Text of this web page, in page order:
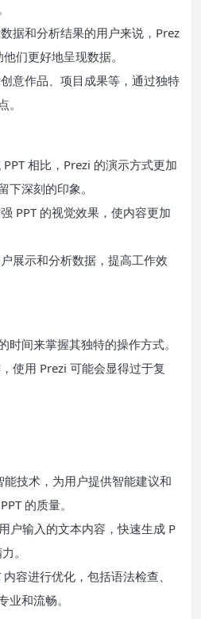
据和分析结果的用户来说，Prez
们更好地呈现数据。
意作品、项目成果等，通过独特
PPT 相比，Prezi 的演示方式更加
下深刻的印象。
强 PPT 的视觉效果，使内容更加
户展示和分析数据，提高工作效
时间来掌握其独特的操作方式。
使用 Prezi 可能会显得过于复
能技术，为用户提供智能建议和
的质量。
户输入的文本内容，快速生成 P
。
内容进行优化，包括语法检查、
业和流畅。